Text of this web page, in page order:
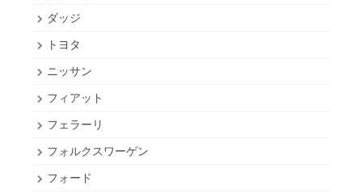
ダッジ
トヨタ
ニッサン
フィアット
フェラーリ
フォルクスワーゲン
フォード